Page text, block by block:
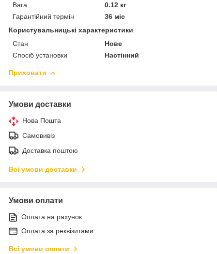
Вага
0.12 кг
Гарантійний термін
36 міс
Користувальницькі характеристики
Стан
Нове
Спосіб установки
Настінний
Приховати
Умови доставки
Нова Пошта
Самовивіз
Доставка поштою
Всі умови доставки
Умови оплати
Оплата на рахунок
Оплата за реквізитами
Всі умови оплати